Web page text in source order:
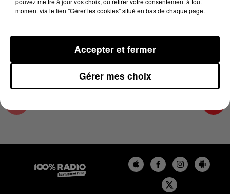
L'agenda de Toulouse
moment via le lien "Gérer les cookies" situé en bas de chaque page.
Gérer mes choix
Accepter et fermer